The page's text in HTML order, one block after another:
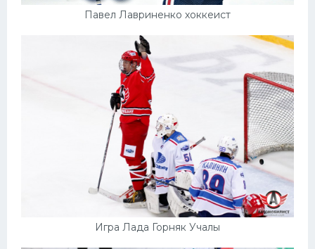
Павел Лавриненко хоккеист
Игра Лада Горняк Учалы